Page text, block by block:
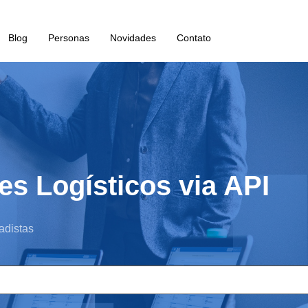
Blog Personas Novidades Contato
Logísticos via API